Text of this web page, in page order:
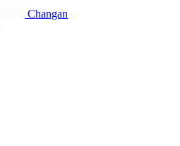
Changan